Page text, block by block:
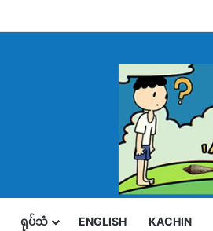
ရုပ်သံ ENGLISH KACHIN